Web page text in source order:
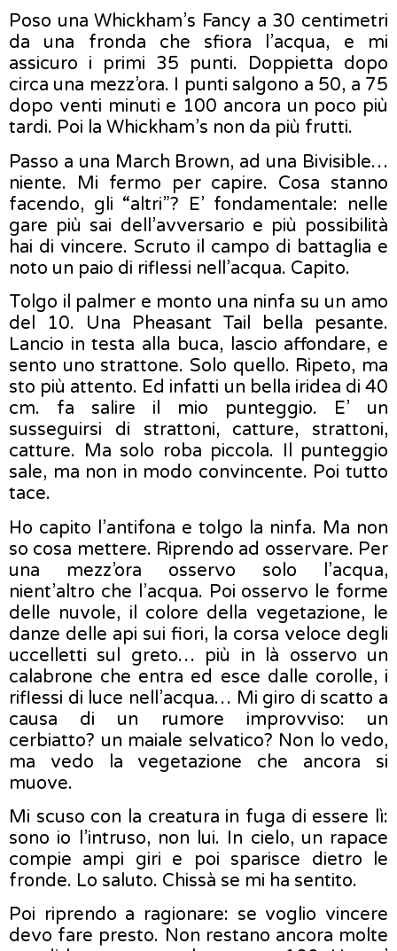
Poso una Whickham’s Fancy a 30 centimetri
da una fronda che sfiora l’acqua, e mi
assicuro i primi 35 punti. Doppietta dopo
circa una mezz’ora. I punti salgono a 50, a 75
dopo venti minuti e 100 ancora un poco più
tardi. Poi la Whickham’s non da più frutti.
Passo a una March Brown, ad una Bivisible…
niente. Mi fermo per capire. Cosa stanno
facendo, gli “altri”? E’ fondamentale: nelle
gare più sai dell’avversario e più possibilità
hai di vincere. Scruto il campo di battaglia e
noto un paio di riflessi nell’acqua. Capito.
Tolgo il palmer e monto una ninfa su un amo
del 10. Una Pheasant Tail bella pesante.
Lancio in testa alla buca, lascio affondare, e
sento uno strattone. Solo quello. Ripeto, ma
sto più attento. Ed infatti un bella iridea di 40
cm. fa salire il mio punteggio. E’ un
susseguirsi di strattoni, catture, strattoni,
catture. Ma solo roba piccola. Il punteggio
sale, ma non in modo convincente. Poi tutto
tace.
Ho capito l’antifona e tolgo la ninfa. Ma non
so cosa mettere. Riprendo ad osservare. Per
una mezz’ora osservo solo l’acqua,
nient’altro che l’acqua. Poi osservo le forme
delle nuvole, il colore della vegetazione, le
danze delle api sui fiori, la corsa veloce degli
uccelletti sul greto… più in là osservo un
calabrone che entra ed esce dalle corolle, i
riflessi di luce nell’acqua… Mi giro di scatto a
causa di un rumore improvviso: un
cerbiatto? un maiale selvatico? Non lo vedo,
ma vedo la vegetazione che ancora si
muove.
Mi scuso con la creatura in fuga di essere lì:
sono io l’intruso, non lui. In cielo, un rapace
compie ampi giri e poi sparisce dietro le
fronde. Lo saluto. Chissà se mi ha sentito.
Poi riprendo a ragionare: se voglio vincere
devo fare presto. Non restano ancora molte